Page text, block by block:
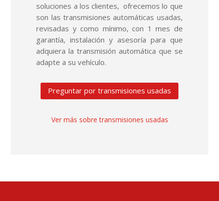
soluciones a los clientes, ofrecemos lo que
son las transmisiones automáticas usadas,
revisadas y como mínimo, con 1 mes de
garantía, instalación y asesoría para que
adquiera la transmisión automática que se
adapte a su vehículo.
Preguntar por transmisiones usadas
Ver más sobre transmisiones usadas